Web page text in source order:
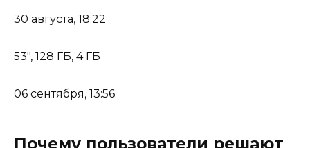
30 августа, 18:22
53″, 128 ГБ, 4 ГБ
06 сентября, 13:56
Почему пользователи решают